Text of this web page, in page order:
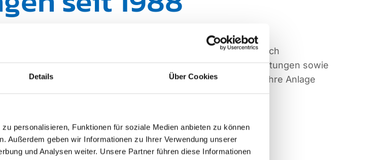
Details Über Cookies
personalisieren, Funktionen für soziale Medien anbieten zu können
Außerdem geben wir Informationen zu Ihrer Verwendung unserer
und Analysen weiter. Unsere Partner führen diese Informationen
wir
Wir bieten neben der Planung und Installation auch
umfangreiche Serviceverträge, regelmäßige Wartungen sowie
schnelle Reparaturen und Notdienste. So bleibt Ihre Anlage
immer in einwandfreiem Zustand.